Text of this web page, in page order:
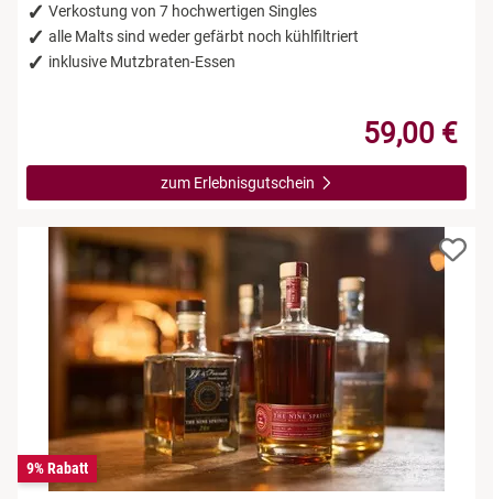
Verkostung von 7 hochwertigen Singles
alle Malts sind weder gefärbt noch kühlfiltriert
inklusive Mutzbraten-Essen
59,00 €
zum Erlebnisgutschein
9% Rabatt